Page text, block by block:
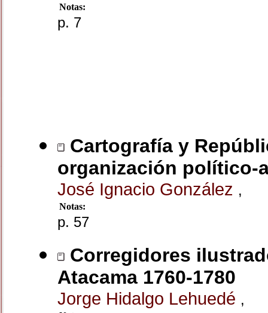
Notas:
p. 7
Cartografía y
organización político-
José Ignacio González ,
Notas:
p. 57
Corregidores
Atacama 1760-1780
Jorge Hidalgo Lehuedé ,